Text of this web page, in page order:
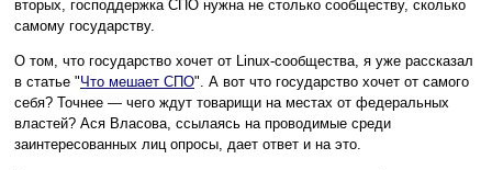
вторых, господдержка СПО нужна не столько сообществу, сколько
самому государству.
О том, что государство хочет от Linux-сообщества, я уже рассказал
в статье "Что мешает СПО". А вот что государство хочет от самого
себя? Точнее — чего ждут товарищи на местах от федеральных
властей? Ася Власова, ссылаясь на проводимые среди
заинтересованных лиц опросы, дает ответ и на это.